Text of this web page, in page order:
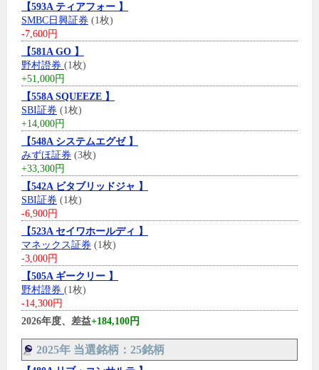
【593A ティアフォー 】
SMBC日興証券 (1枚)
-7,600円
【581A GO 】
野村證券 (1枚)
+51,000円
【558A SQUEEZE 】
SBI証券 (1枚)
+14,000円
【548A システムエグゼ 】
みずほ証券 (3枚)
+33,300円
【542A ビタブリッドジャ 】
SBI証券 (1枚)
-6,900円
【523A セイワホールディ 】
マネックス証券 (1枚)
-3,000円
【505A ギークリー 】
野村證券 (1枚)
-14,300円
2026年度、差益+184,100円
2025年 当選銘柄：25銘柄